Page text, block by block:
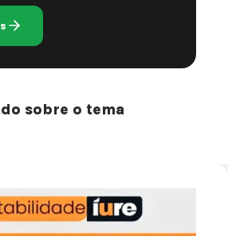
sobre o tema